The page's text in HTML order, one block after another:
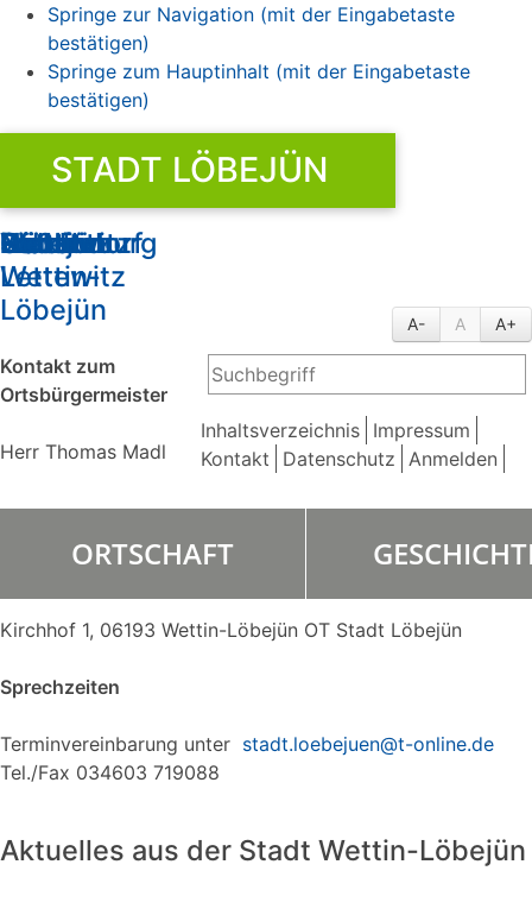
Springe zur Navigation (mit der Eingabetaste
bestätigen)
Springe zum Hauptinhalt (mit der Eingabetaste
bestätigen)
STADT LÖBEJÜN
A- A A+
Inhaltsverzeichnis Impressum
Kontakt
Datenschutz Anmelden
Stadt
Wettin-
Löbejün
Brachwitz
Döblitz
Domnitz
Dößel
Gimritz
Löbejün
Nauendorf
Neutz-
Lettewitz
Plötz
Rothenburg
Wettin
ORTSCHAFT
Kontakt zum
Ortsbürgermeister
Herr Thomas Madl
Kirchhof 1, 06193 Wettin-Löbejün OT Stadt Löbejün
Sprechzeiten
Terminvereinbarung unter stadt.loebejuen@t-online.de
Tel./Fax 034603 719088
Aktuelles aus der Stadt Wettin-Löbejün